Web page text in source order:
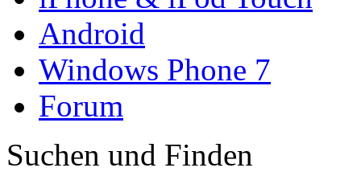
Android
Windows Phone 7
Forum
Suchen und Finden